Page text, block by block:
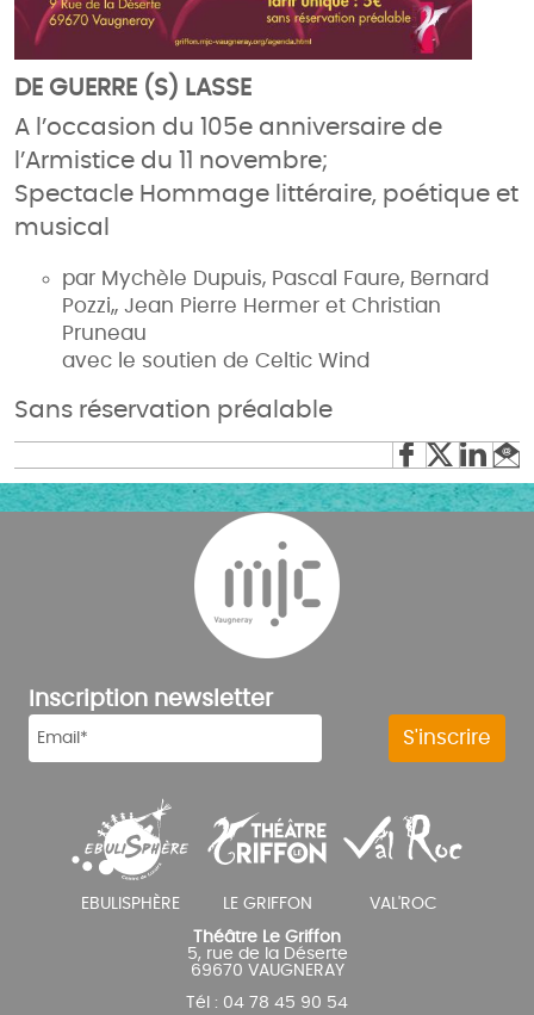
DE GUERRE (S) LASSE
A l’occasion du 105e anniversaire de
l’Armistice du 11 novembre;
Spectacle Hommage littéraire, poétique et
musical
par Mychèle Dupuis, Pascal Faure, Bernard
Pozzi,, Jean Pierre Hermer et Christian
Pruneau
avec le soutien de Celtic Wind
Sans réservation préalable
Inscription newsletter
Théâtre Le Griffon
5, rue de la Déserte
69670 VAUGNERAY
Tél : 04 78 45 90 54